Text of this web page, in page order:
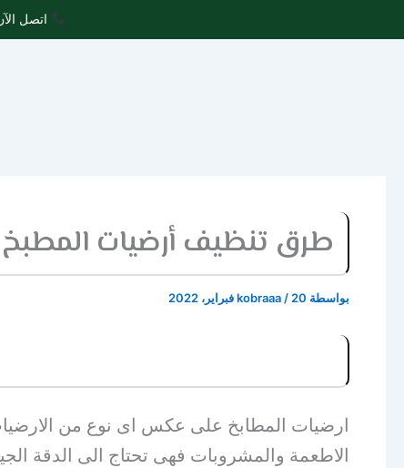
إلى
اتصل
طرق تنظيف أرضيات المطبخ
بواسطة kobraaa / 20 فبراير، 2022
ارضيات المطابخ على عكس اى نوع من
الاطعمة والمشروبات فهى تحتاج الى الدقة